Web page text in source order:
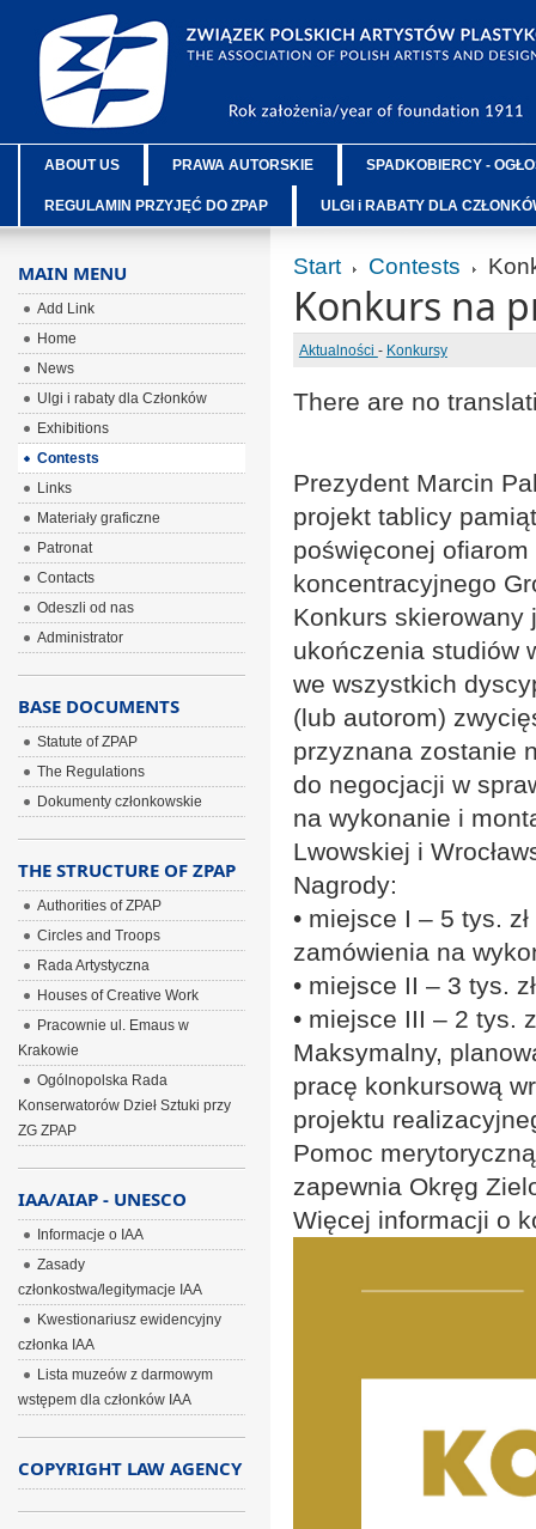
ABOUT US PRAWA AUTORSKIE SPADKOBIERCY -
REGULAMIN PRZYJĘĆ DO ZPAP ULGI i RABATY DLA
Start Contests
Konkurs na
Aktualności - Konkursy
There are no
Prezydent Marcin
projekt tablicy
poświęconej
koncentracyjnego
Konkurs skierowany
ukończenia studiów
we wszystkich
(lub autorom)
przyznana zostanie
do negocjacji w
na wykonanie i
Lwowskiej i
Nagrody:
• miejsce I – 5 tys.
zamówienia na
• miejsce II – 3 tys. zł
• miejsce III – 2 tys.
Maksymalny,
pracę konkursową
projektu
Pomoc
zapewnia Okręg
Więcej informacji o
MAIN MENU
Add Link
Home
News
Ulgi i rabaty dla Członków
Exhibitions
Contests
Links
Materiały graficzne
Patronat
Contacts
Odeszli od nas
Administrator
BASE DOCUMENTS
Statute of ZPAP
The Regulations
Dokumenty członkowskie
THE STRUCTURE OF ZPAP
Authorities of ZPAP
Circles and Troops
Rada Artystyczna
Houses of Creative Work
Pracownie ul. Emaus w
Krakowie
Ogólnopolska Rada
Konserwatorów Dzieł Sztuki przy
ZG ZPAP
IAA/AIAP - UNESCO
Informacje o IAA
Zasady
członkostwa/legitymacje IAA
Kwestionariusz ewidencyjny
członka IAA
Lista muzeów z darmowym
wstępem dla członków IAA
COPYRIGHT LAW AGENCY